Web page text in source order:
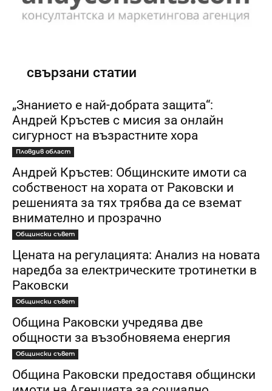
свързани статии
„Знанието е най-добрата защита“:
Андрей Кръстев с мисия за онлайн
сигурност на възрастните хора
Пловдив област
Андрей Кръстев: Общинските имоти са
собственост на хората от Раковски и
решенията за тях трябва да се вземат
внимателно и прозрачно
Общински съвет
Цената на регулацията: Анализ на новата
наредба за електрическите тротинетки в
Раковски
Общински съвет
Община Раковски учредява две
общности за възобновяема енергия
Общински съвет
Община Раковски предоставя общински